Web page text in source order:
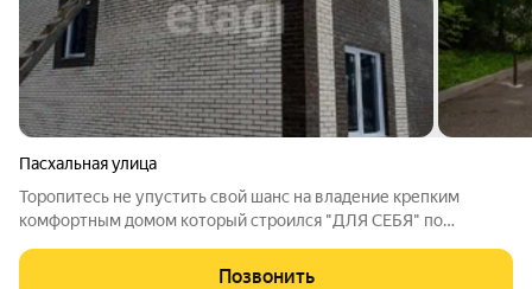
Пасхальная улица
Торопитесь не упустить свой шанс на владение крепким
комфортным домом который строился "ДЛЯ СЕБЯ" по
использованием современных зарекомендававших себя
Позвонить